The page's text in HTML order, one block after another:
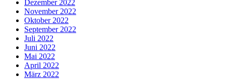
Dezember 2022
November 2022
Oktober 2022
September 2022
Juli 2022
Juni 2022
Mai 2022
April 2022
März 2022